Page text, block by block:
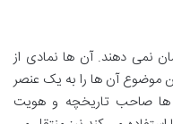
نمی دهند. آن ها نمادی از
موضوع آن ها را به یک عنصر
ها صاحب تاریخچه و هویت